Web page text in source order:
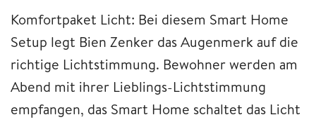
Komfortpaket Licht: Bei diesem Smart Home
Setup legt Bien Zenker das Augenmerk auf die
richtige Lichtstimmung. Bewohner werden am
Abend mit ihrer Lieblings-Lichtstimmung
empfangen, das Smart Home schaltet das Licht